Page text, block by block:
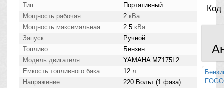
Тип
Портативный
Мощность рабочая
2 кВа
Мощность максимальная
2.5 кВа
Запуск
Ручной
Топливо
Бензин
Модель двигателя
YAMAHA MZ175L2
Емкость топливного бака
12 л
Напряжение
220 Вольт (1 фаза)
Код